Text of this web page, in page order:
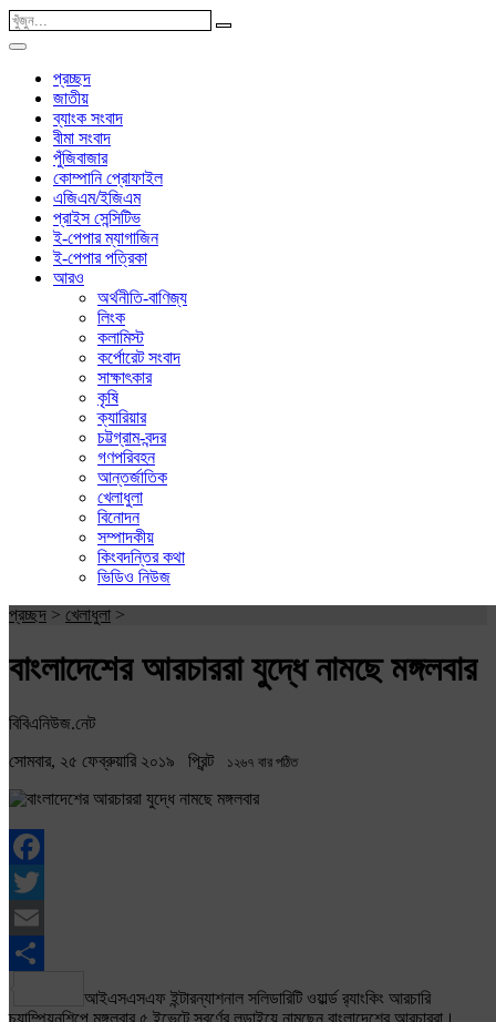
প্রচ্ছদ
জাতীয়
ব্যাংক সংবাদ
বীমা সংবাদ
পুঁজিবাজার
কোম্পানি প্রোফাইল
এজিএম/ইজিএম
প্রাইস সেন্সিটিভ
ই-পেপার ম্যাগাজিন
ই-পেপার পত্রিকা
আরও
অর্থনীতি-বাণিজ্য
লিংক
কলামিস্ট
কর্পোরেট সংবাদ
সাক্ষাৎকার
কৃষি
ক্যারিয়ার
চট্টগ্রাম-বন্দর
গণপরিবহন
আন্তর্জাতিক
খেলাধুলা
বিনোদন
সম্পাদকীয়
কিংবদন্তির কথা
ভিডিও নিউজ
প্রচ্ছদ > খেলাধুলা >
বাংলাদেশের আরচাররা যুদ্ধে নামছে মঙ্গলবার
বিবিএনিউজ.নেট
সোমবার, ২৫ ফেব্রুয়ারি ২০১৯ প্রিন্ট ১২৬৭ বার পঠিত
Facebook
Twitter
Email
Share
আইএসএসএফ ইন্টারন্যাশনাল সলিডারিটি ওয়ার্ল্ড র‌্যাংকিং আরচারি
চ্যাম্পিয়নশিপে মঙ্গলবার ৫ ইভেন্টে স্বর্ণের লড়াইয়ে নামছেন বাংলাদেশের আরচাররা।